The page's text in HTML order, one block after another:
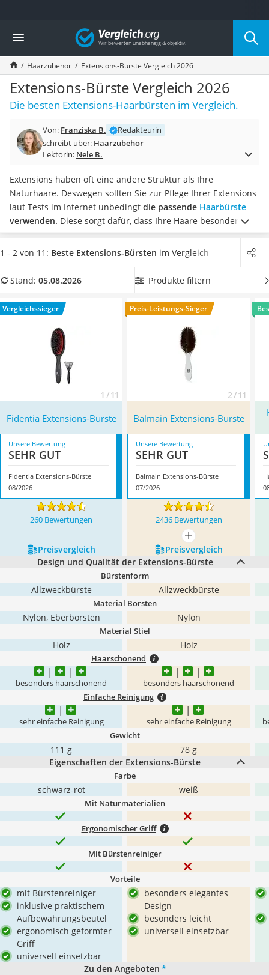
Die beliebtesten Vergleiche nach Kategorie
Drogerie
Inhalator
Haarschneider
Rollator
Braun Rasierer
Katzenklappe (Chip)
Masturbator
Massagepistole
Reisehaartrockner
Eiweißpulver
Magnesiumpräparat
Katzenklappe
Nackenmassagegerät
Zeckenschutz Katze
Philips-Sonicare-Zahnbürste
Mineralfutter Pferd
Massagegerät
Vergleich
Haarzubehör Extensions-Bürste Vergleich 2026
Extensions-Bürste Vergleich 2026
Die besten Extensions-Haarbürsten im Vergleich.
Von: Franziska B.
Redakteurin
schreibt über: Haarzubehör
Lektorin: Nele B.
Extensions haben oft eine andere Struktur als Ihre
Naturhaare. Deswegen sollten Sie zur Pflege Ihrer Extensions
laut Tests im Internet unbedingt die passende Haarbürste
verwenden. Diese sorgt dafür, dass Ihre Haare besonders
lange erhalten bleiben. Eine Extensions-Bürste eignet sich für
Naturhaarextensions, Clip-In-Extensions, Tape-Extensions
einsetzbare Allzweckbürste aus unserer Extensions-Bürste-
Die Bürste können Sie täglich anwenden, um Ihre
Haarverlängerung zu pflegen. Überzeugt hat uns hier im
August 2026 besonders das Modell
Fidentia Extensions-
mit seinen Eigenschaften.
1 - 2 von 11: Beste Extensions-Bürsten im Vergleich
Stand: 05.08.2026 Produkte filtern
Vergleichssieger
1 / 11
Preis-Leistungs-Sieger
2 / 11
Fidentia Extensions-Bürste Balmain Extensions-Bürste
Unsere Bewertung
SEHR GUT
Fidentia Extensions-Bürste
08/2026
Unsere Bewertung
SEHR GUT
Balmain Extensions-Bürste
07/2026
260 Bewertungen 2436 Bewertungen
mehr anzeigen
Preis­vergleich
Preis­vergleich
Design und Qualität der Extensions-Bürste
Bürstenform
Allzweckbürste Allzweckbürste
Material Borsten
Nylon, Eberborsten Nylon
Material Stiel
Holz Holz
Haarschonend
besonders haarschonend besonders haarschonend
Einfache Reinigung
sehr einfache Reinigung sehr einfache Reinigung
Gewicht
111 g
78 g
Eigenschaften der Extensions-Bürste
Farbe
schwarz-rot weiß
Mit Naturmaterialien
Ergonomischer Griff
Mit Bürstenreiniger
Vorteile
mit Bürstenreiniger
inklusive praktischem
Aufbewahrungsbeutel
ergonomisch geformter
Griff
universell einsetzbar
besonders elegantes
Design
besonders leicht
universell einsetzbar
Zu den Angeboten *